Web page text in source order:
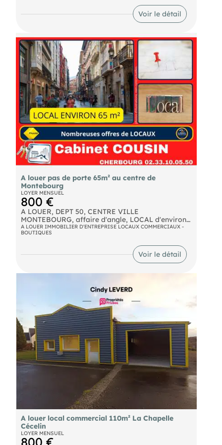
Voir le détail
A louer pas de porte 65m² au centre de
Montebourg
LOYER MENSUEL
800 €
A LOUER, DEPT 50, CENTRE VILLE
MONTEBOURG, affaire d'angle, LOCAL d'environ
65 m2 avec wc. Tous commerces sauf restaurant et
nuisances sonores. Loyer 800 euros + 50 euros
charges foncier. 2 mois de dépôt de garantie. Réf.
A LOUER IMMOBILIER D'ENTREPRISE LOCAUX COMMERCIAUX -
BOUTIQUES
Voir le détail
A louer local commercial 110m² La Chapelle
Cécelin
LOYER MENSUEL
800 €